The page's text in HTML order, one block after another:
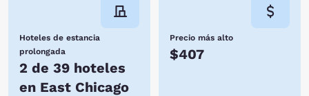
Hoteles de estancia
prolongada
2 de 39 hoteles
en East Chicago
Precio más alto
$407